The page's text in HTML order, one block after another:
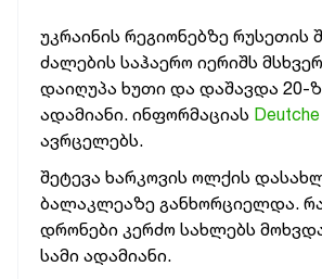
უკრაინის რეგიონებზე რუსეთის
ძალების საჰაერო იერიშს
დაიღუპა ხუთი და დაშავდა 20-
ადამიანი. ინფორმაციას
ავრცელებს.
შეტევა ხარკოვის ოლქის
ბალაკლეაზე განხორციელდა.
დრონები კერძო სახლებს
სამი ადამიანი.